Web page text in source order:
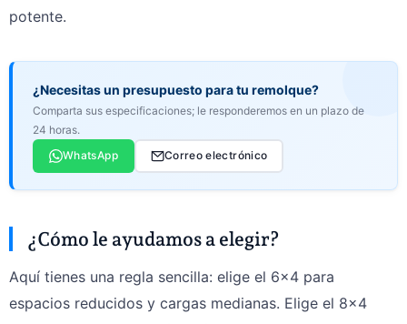
potente.
¿Necesitas un presupuesto para tu remolque?
Comparta sus especificaciones; le responderemos en un plazo de
24 horas.
WhatsApp
Correo electrónico
¿Cómo le ayudamos a elegir?
Aquí tienes una regla sencilla: elige el 6×4 para
espacios reducidos y cargas medianas. Elige el 8×4